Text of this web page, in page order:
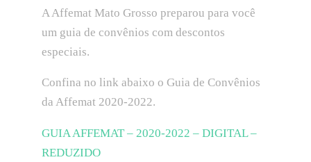
A Affemat Mato Grosso preparou para você
um guia de convênios com descontos
especiais.
Confina no link abaixo o Guia de Convênios
da Affemat 2020-2022.
GUIA AFFEMAT – 2020-2022 – DIGITAL –
REDUZIDO